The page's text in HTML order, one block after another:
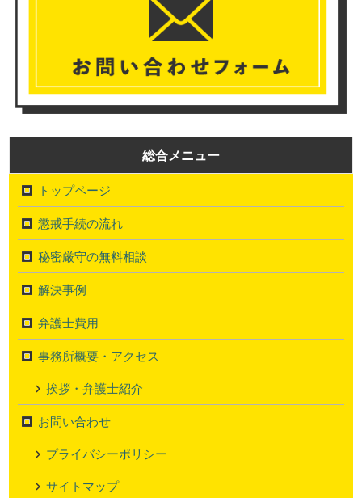
総合メニュー
トップページ
懲戒手続の流れ
秘密厳守の無料相談
解決事例
弁護士費用
事務所概要・アクセス
挨拶・弁護士紹介
お問い合わせ
プライバシーポリシー
サイトマップ